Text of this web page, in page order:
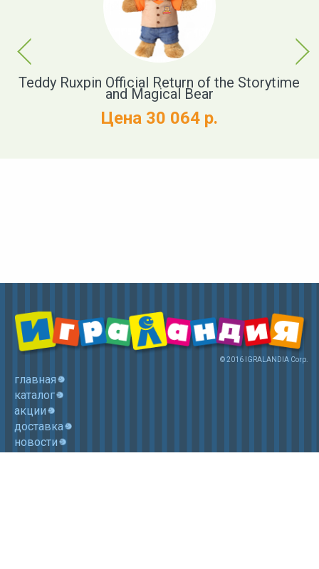
Previous
Teddy Ruxpin Official Return of the Storytime
and Magical Bear
Цена 30 064 р.
Next
© 2016 IGRALANDIA Corp.
главная
каталог
акции
доставка
новости